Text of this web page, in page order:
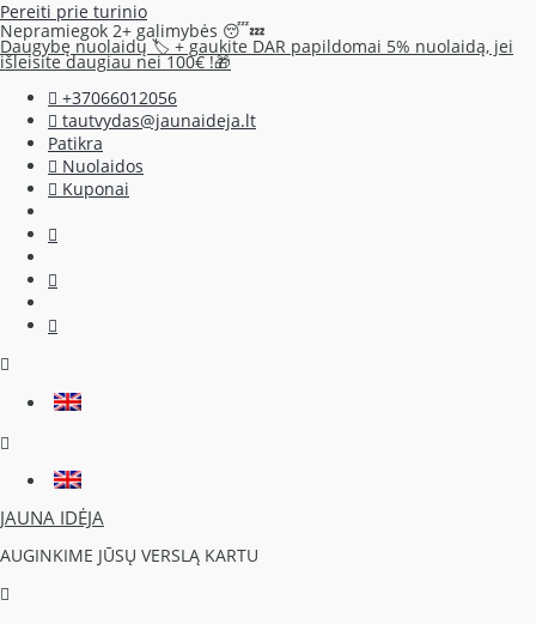
Pereiti prie turinio
Nepramiegok 2+ galimybės 😴💤
Daugybę nuolaidų 🏷️ + gaukite DAR papildomai 5% nuolaidą, jei
išleisite daugiau nei 100€ !🎁
+37066012056
tautvydas@jaunaideja.lt
Patikra
Nuolaidos
Kuponai
JAUNA IDĖJA
AUGINKIME JŪSŲ VERSLĄ KARTU